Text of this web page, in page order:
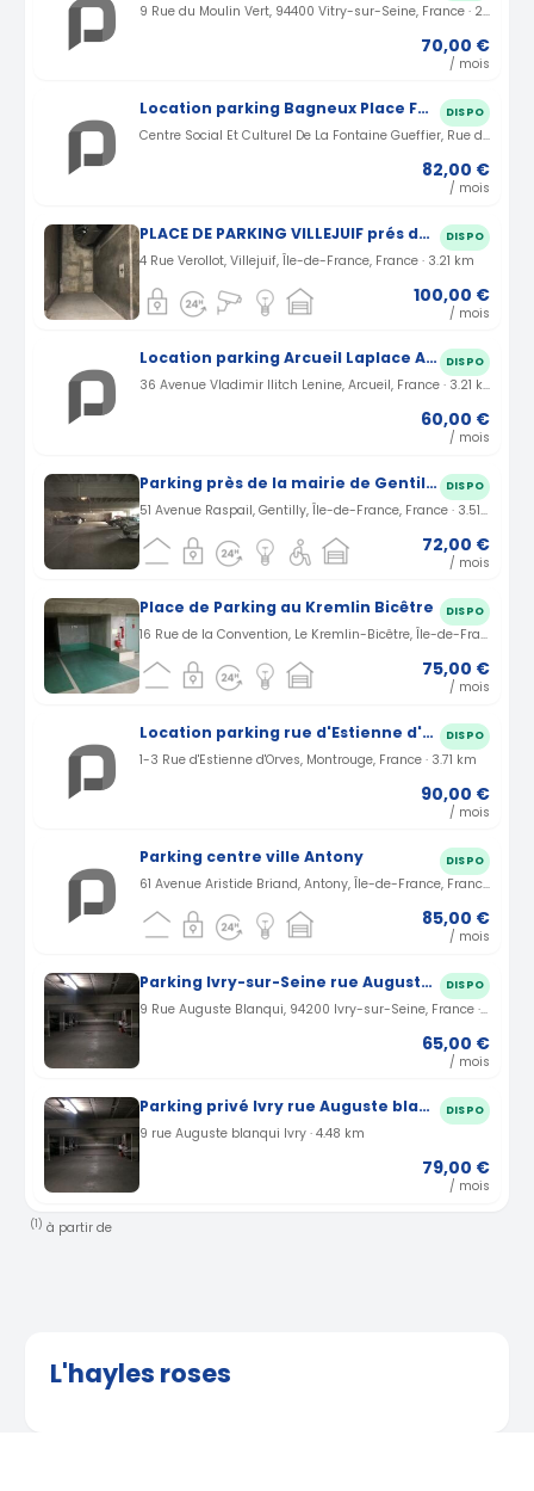
9 Rue du Moulin Vert, 94400 Vitry-sur-Seine, France · 2.29 km
70,00 €
/ mois
Location parking Bagneux Place Fontaine Gueffier (92) DISPO
Centre Social Et Culturel De La Fontaine Gueffier, Rue de la Fontaine, Bagneux, France · 2.84 km
82,00 €
/ mois
PLACE DE PARKING VILLEJUIF prés de porte d’Italie DISPO
4 Rue Verollot, Villejuif, Île-de-France, France · 3.21 km
100,00 €
/ mois
Location parking Arcueil Laplace Avenue Vladimir Ilitch Lenine (94) DISPO
36 Avenue Vladimir Ilitch Lenine, Arcueil, France · 3.21 km
60,00 €
/ mois
Parking près de la mairie de Gentilly DISPO
51 Avenue Raspail, Gentilly, Île-de-France, France · 3.51 km
72,00 €
/ mois
Place de Parking au Kremlin Bicêtre DISPO
16 Rue de la Convention, Le Kremlin-Bicêtre, Île-de-France, France · 3.53 km
75,00 €
/ mois
Location parking rue d'Estienne d'Orves à Montrouge (92) DISPO
1-3 Rue d'Estienne d'Orves, Montrouge, France · 3.71 km
90,00 €
/ mois
Parking centre ville Antony DISPO
61 Avenue Aristide Briand, Antony, Île-de-France, France · 3.87 km
85,00 €
/ mois
Parking Ivry-sur-Seine rue Auguste Blanqui (94) DISPO
9 Rue Auguste Blanqui, 94200 Ivry-sur-Seine, France · 4.48 km
65,00 €
/ mois
Parking privé Ivry rue Auguste blanqui (94) DISPO
9 rue Auguste blanqui Ivry · 4.48 km
79,00 €
/ mois
(1) à partir de
L'hayles roses